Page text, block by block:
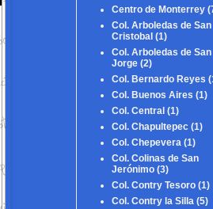
Centro de Monterrey
Col. Arboledas de San
Cristobal (1)
Col. Arboledas de San
Jorge (2)
Col. Bernardo Reyes
Col. Buenos Aires (1)
Col. Central (1)
Col. Chapultepec (1)
Col. Chepevera (1)
Col. Colinas de San
Jerónimo (3)
Col. Contry Tesoro (1)
Col. Contry la Silla (5)